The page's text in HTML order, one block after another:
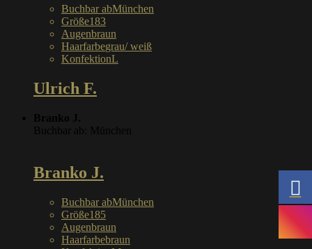
Buchbar abMünchen
Größe183
Augenbraun
Haarfarbegrau/ weiß
KonfektionL
Ulrich F.
Branko J.
Buchbar ab: München
Branko J.
Buchbar abMünchen
Größe185
Augenbraun
Haarfarbebraun